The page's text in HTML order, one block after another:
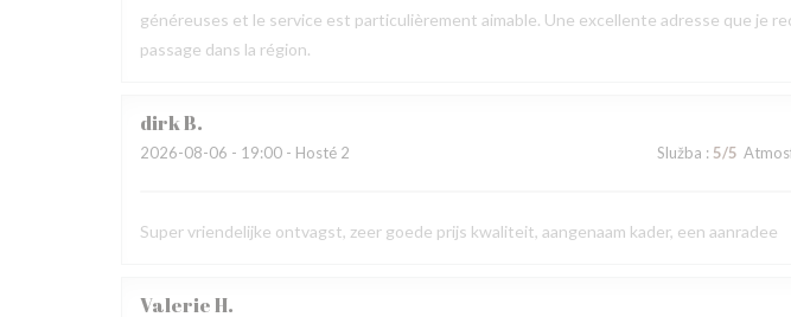
généreuses et le service est particulièrement aimable. Une excellente adresse que je
passage dans la région.
dirkB
2026-08-06 - 19:00 - Hosté 2 Služba : 5/5
Super vriendelijke ontvagst, zeer goede prijs kwaliteit, aangenaam kader, een aanradee
ValerieH